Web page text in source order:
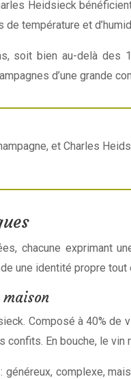
Heidsieck
température et
soit bien au-delà des
d’une grande
et Charles
chacune exprimant
une identité propre
Composé à 40% de
En bouche, le
complexe,